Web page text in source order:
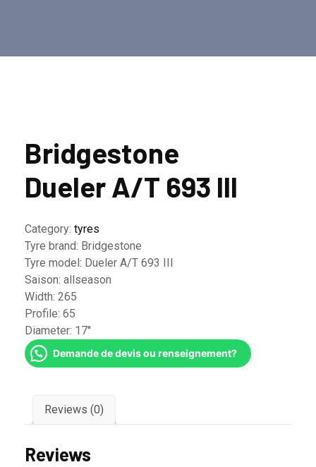
Bridgestone
Dueler A/T 693 III
Category: tyres
Tyre brand: Bridgestone
Tyre model: Dueler A/T 693 III
Saison: allseason
Width: 265
Profile: 65
Diameter: 17''
Demande de devis ou renseignement?
Reviews (0)
Reviews